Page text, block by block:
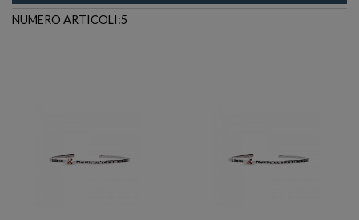
NUMERO ARTICOLI:5